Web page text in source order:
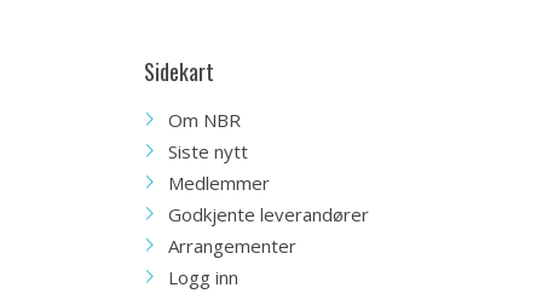
Sidekart
Om NBR
Siste nytt
Medlemmer
Godkjente leverandører
Arrangementer
Logg inn